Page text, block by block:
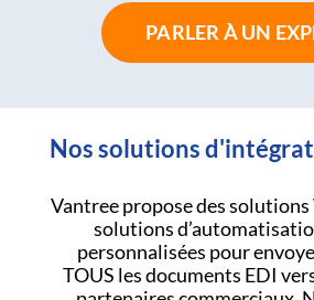
PARLER À UN
Nos solutions
Vantree propose des solutions
solutions
personnalisées pour
TOUS les documents EDI